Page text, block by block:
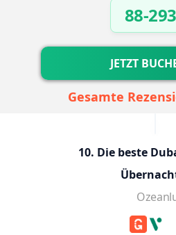
88-
JETZT
Gesamte
10. Die beste